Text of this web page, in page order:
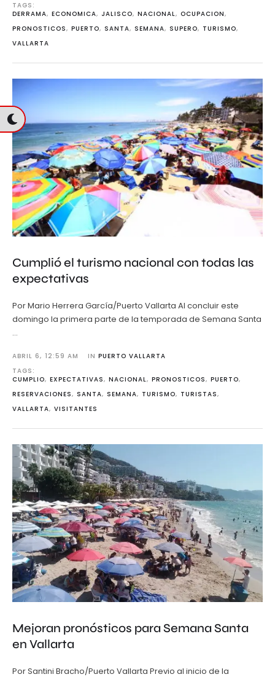
TAGS:
DERRAMA, ECONOMICA, JALISCO, NACIONAL, OCUPACION,
PRONOSTICOS, PUERTO, SANTA, SEMANA, SUPERO, TURISMO,
VALLARTA
Cumplió el turismo nacional con todas las
expectativas
Por Mario Herrera García/Puerto Vallarta Al concluir este
domingo la primera parte de la temporada de Semana Santa
…
ABRIL 6, 12:59 AM IN PUERTO VALLARTA
TAGS:
CUMPLIO, EXPECTATIVAS, NACIONAL, PRONOSTICOS, PUERTO,
RESERVACIONES, SANTA, SEMANA, TURISMO, TURISTAS,
VALLARTA, VISITANTES
Mejoran pronósticos para Semana Santa
en Vallarta
Por Santini Bracho/Puerto Vallarta Previo al inicio de la